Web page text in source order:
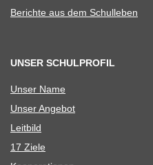
Berichte aus dem Schulleben
UNSER SCHULPROFIL
Unser Name
Unser Ange­bot
Leit­bild
17 Ziele